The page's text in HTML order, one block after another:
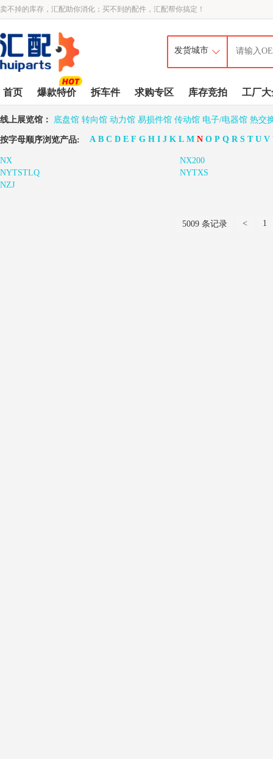
卖不掉的库存，汇配助你消化；买不到的配件，汇配帮你搞定！
首页 爆款特价 拆车件 求购专区 库存竞拍 工厂大
线上展览馆： 底盘馆 转向馆 动力馆 易损件馆 传动馆 电子/电器馆 热交
按字母顺序浏览产品: A B C D E F G H I J K L M N O P Q R S T U V
NX
NX200
NYTSTLQ
NYTXS
NZJ
5009 条记录 < 1